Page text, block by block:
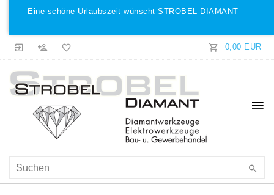
Eine schöne Urlaubszeit wünscht STROBEL DIAMANT
0,00 EUR